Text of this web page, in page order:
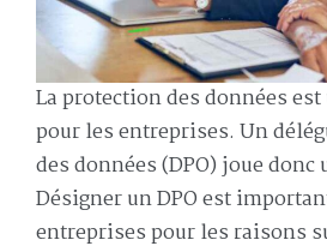
La protection des données
pour les entreprises. Un
des données (DPO) joue donc
Désigner un DPO est
entreprises pour les raisons